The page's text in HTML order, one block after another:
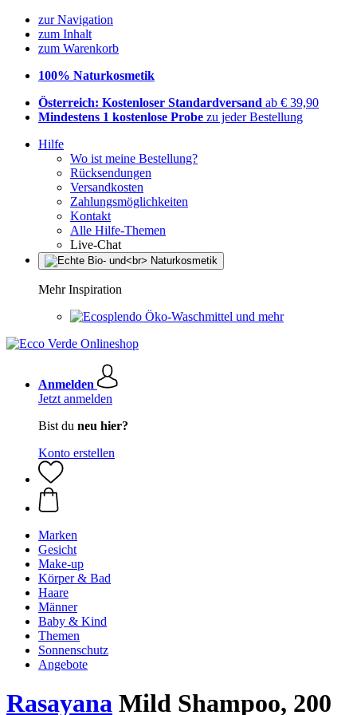
zur Navigation
zum Inhalt
zum Warenkorb
100% Naturkosmetik
Österreich: Kostenloser Standardversand ab € 39,90
Mindestens 1 kostenlose Probe zu jeder Bestellung
Hilfe
Wo ist meine Bestellung?
Rücksendungen
Versandkosten
Zahlungsmöglichkeiten
Kontakt
Alle Hilfe-Themen
Live-Chat
Mehr Inspiration
Öko-Waschmittel und mehr
Anmelden
Jetzt anmelden
Bist du neu hier?
Konto erstellen
Marken
Gesicht
Make-up
Körper & Bad
Haare
Männer
Baby & Kind
Themen
Sonnenschutz
Angebote
Rasayana Mild Shampoo, 200